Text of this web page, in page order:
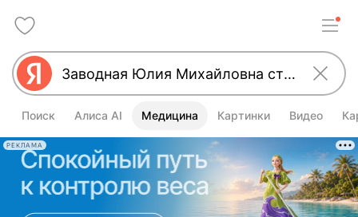
Поиск Алиса AI Медицина Картинки Видео
РЕКЛАМА